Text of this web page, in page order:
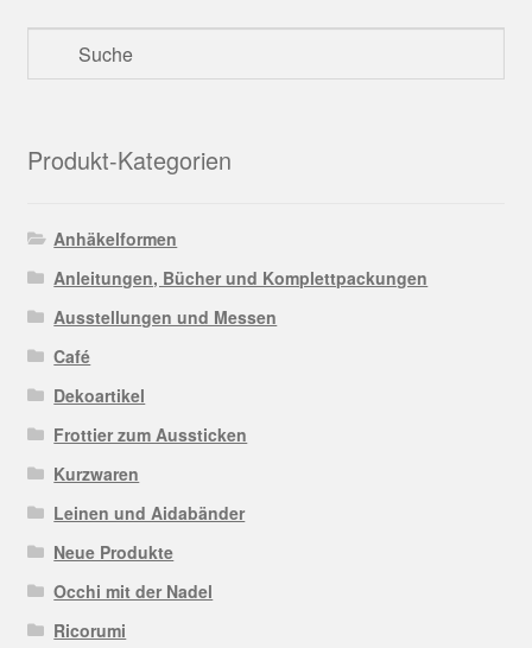
Produkt-Kategorien
Anhäkelformen
Anleitungen, Bücher und Komplettpackungen
Ausstellungen und Messen
Café
Dekoartikel
Frottier zum Aussticken
Kurzwaren
Leinen und Aidabänder
Neue Produkte
Occhi mit der Nadel
Ricorumi